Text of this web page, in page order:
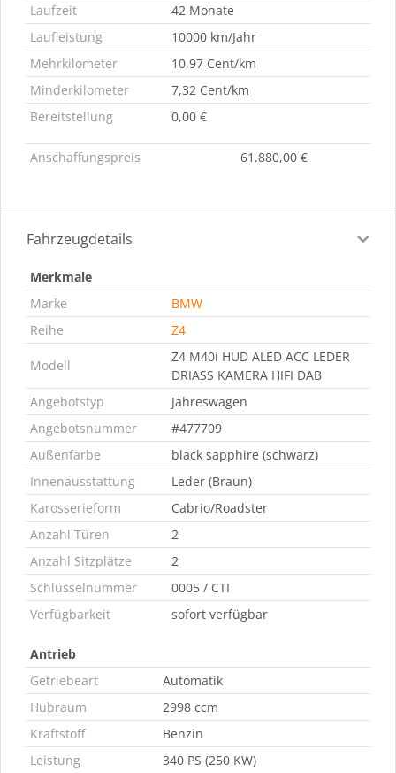
Laufzeit
42 Monate
Laufleistung
10000 km/Jahr
Mehrkilometer
10,97 Cent/km
Minderkilometer
7,32 Cent/km
Bereitstellung
0,00 €
Anschaffungspreis 61.880,00 €
Fahrzeugdetails
Merkmale
Marke
BMW
Reihe
Z4
Modell
Z4 M40i HUD ALED ACC LEDER
DRIASS KAMERA HIFI DAB
Angebotstyp
Jahreswagen
Angebotsnummer
#477709
Außenfarbe
black sapphire (schwarz)
Innenausstattung
Leder (Braun)
Karosserieform
Cabrio/Roadster
Anzahl Türen
2
Anzahl Sitzplätze
2
Schlüsselnummer
0005 / CTI
Verfügbarkeit
sofort verfügbar
Antrieb
Getriebeart
Automatik
Hubraum
2998 ccm
Kraftstoff
Benzin
Leistung
340 PS (250 KW)